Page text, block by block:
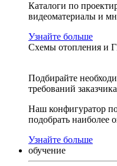
Каталоги по
видеоматериалы и
Узнайте больше
Схемы отопления и
Подбирайте
требований заказчика
Наш конфигуратор
подобрать наиболее
Узнайте больше
обучение